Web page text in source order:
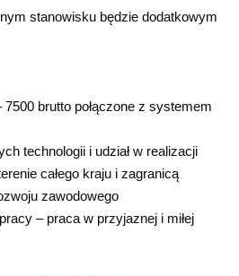
stanowisku będzie dodatkowym
brutto połączone z systemem
technologii i udział w realizacji
całego kraju i zagranicą
zawodowego
– praca w przyjaznej i miłej